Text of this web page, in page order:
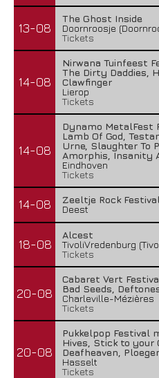
13-08
The Ghost Inside
Doornroosje
Tickets
14-08
Nirwana Tuinfeest
The Dirty Daddies,
Clawfinger
Lierop
Tickets
14-08
Dynamo MetalFest
Lamb Of God,
Urne, Slaughter To
Amorphis, Insanity
Eindhoven
Tickets
14-08
Zeeltje Rock
Deest
18-08
Alcest
TivoliVredenburg
Tickets
20-08
Cabaret Vert
Bad Seeds,
Charleville-Mézières
Tickets
20-08
Pukkelpop Festival
Hives, Stick to your
Deafheaven,
Hasselt
Tickets